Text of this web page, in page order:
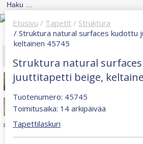
Etusivu / Tapetit / Struktura
/ Struktura natural surfaces kudottu
keltainen 45745
Struktura natural
juuttitapetti beige,
Tuotenumero: 45745
Toimitusaika: 14 arkipäivää
Tapettilaskuri